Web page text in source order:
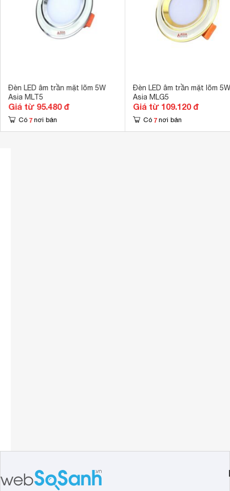
Đèn LED âm trần mặt lõm 5W
Asia MLT5
Giá từ 95.480 đ
Có 7 nơi bán
Đèn LED âm trần mặt lõm 5W
Asia MLG5
Giá từ 109.120 đ
Có 7 nơi bán